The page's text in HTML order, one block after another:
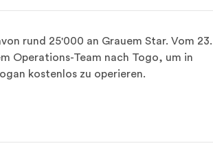
rund 25'000 an Grauem Star. Vom 23.
Operations-Team nach Togo, um in
kostenlos zu operieren.